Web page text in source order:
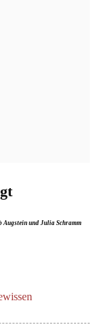
Augstein und Julia Schramm